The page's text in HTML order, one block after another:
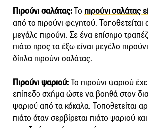
Πιρούνι σαλάτας:Το πιρούνι σαλάτας
από το πιρούνι φαγητού. Τοποθετείται
μεγάλο πιρούνι. Σε ένα επίσημο
πιάτο προς τα έξω είναι μεγάλο
δίπλα πιρούνι σαλάτας.
Πιρούνι ψαριού:Το πιρούνι ψαριού
επίπεδο σχήμα ώστε να βοηθά στον
ψαριού από τα κόκαλα. Τοποθετείται
πιάτο όταν σερβίρεται πιάτο ψαριού